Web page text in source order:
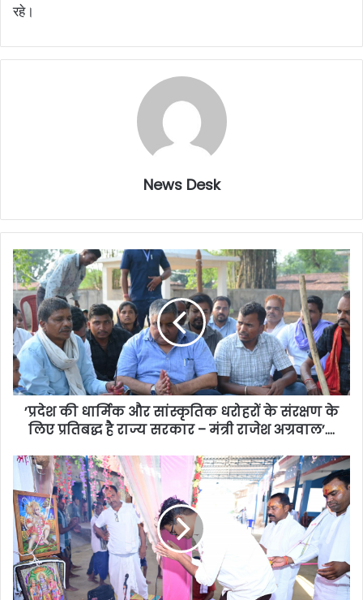
रहे।
News Desk
’प्रदेश की धार्मिक और सांस्कृतिक धरोहरों के संरक्षण के
लिए प्रतिबद्ध है राज्य सरकार – मंत्री राजेश अग्रवाल’….